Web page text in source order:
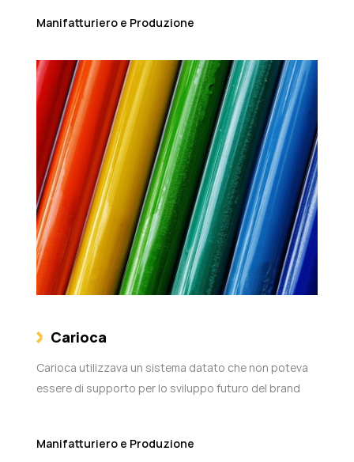
Manifatturiero e Produzione
Carioca
Carioca utilizzava un sistema datato che non poteva
essere di supporto per lo sviluppo futuro del brand
Manifatturiero e Produzione